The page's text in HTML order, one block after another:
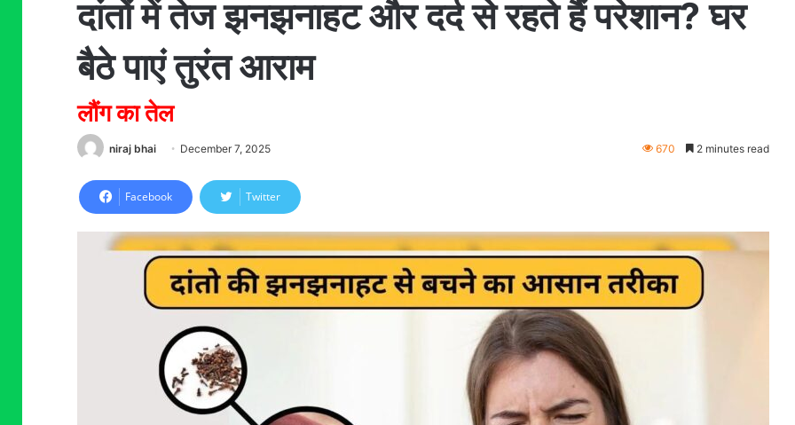
दांतों में तेज झनझनाहट और दर्द से रहते हैं परेशान? घर
बैठे पाएं तुरंत आराम
लौंग का तेल
niraj bhai December 7, 2025 670 2 minutes read
Facebook Twitter